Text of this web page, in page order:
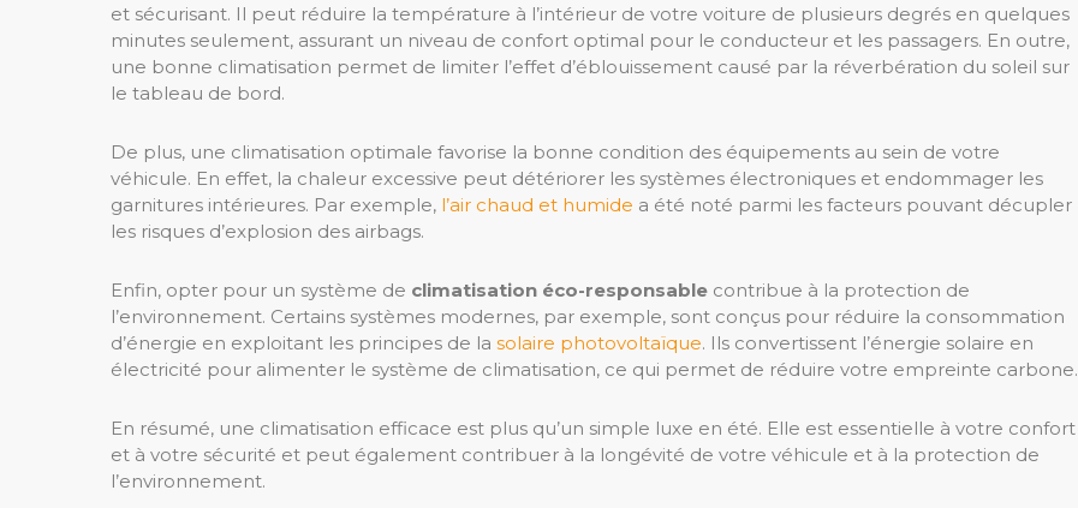
et sécurisant. Il peut réduire la température à l’intérieur de votre voiture de plusieurs degrés en quelques
minutes seulement, assurant un niveau de confort optimal pour le conducteur et les passagers. En outre,
une bonne climatisation permet de limiter l’effet d’éblouissement causé par la réverbération du soleil sur
le tableau de bord.
De plus, une climatisation optimale favorise la bonne condition des équipements au sein de votre
véhicule. En effet, la chaleur excessive peut détériorer les systèmes électroniques et endommager les
garnitures intérieures. Par exemple, l’air chaud et humide a été noté parmi les facteurs pouvant décupler
les risques d’explosion des airbags.
Enfin, opter pour un système de climatisation éco-responsable contribue à la protection de
l’environnement. Certains systèmes modernes, par exemple, sont conçus pour réduire la consommation
d’énergie en exploitant les principes de la solaire photovoltaïque. Ils convertissent l’énergie solaire en
électricité pour alimenter le système de climatisation, ce qui permet de réduire votre empreinte carbone.
En résumé, une climatisation efficace est plus qu’un simple luxe en été. Elle est essentielle à votre confort
et à votre sécurité et peut également contribuer à la longévité de votre véhicule et à la protection de
l’environnement.